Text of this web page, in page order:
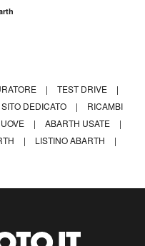
| TEST DRIVE
|
SITO DEDICATO |
RICAMBI
| ABARTH USATE
|
| LISTINO ABARTH
|